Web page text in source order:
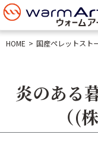
HOME 国産ペレットスト
炎のある
（(